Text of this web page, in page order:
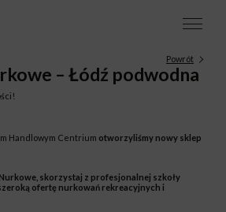
Powrót
– Łódź podwodna
Handlowym Centrium otworzyliśmy nowy sklep
skorzystaj z profesjonalnej szkoły
ofertę nurkowań rekreacyjnych i